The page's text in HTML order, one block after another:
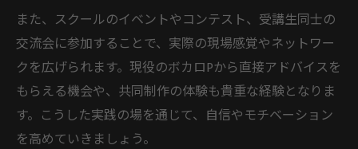
また、スクールのイベントやコンテスト、受講生同士の
交流会に参加することで、実際の現場感覚やネットワー
クを広げられます。現役のボカロPから直接アドバイスを
もらえる機会や、共同制作の体験も貴重な経験となりま
す。こうした実践の場を通じて、自信やモチベーション
を高めていきましょう。